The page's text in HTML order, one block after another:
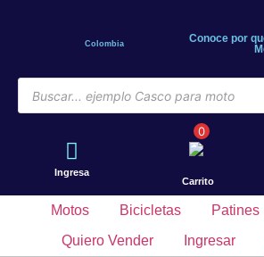
Colombia
Conoce por
Ingresa
0
Carrito
Motos Bicicletas Patines
Quiero Vender
Ingresar